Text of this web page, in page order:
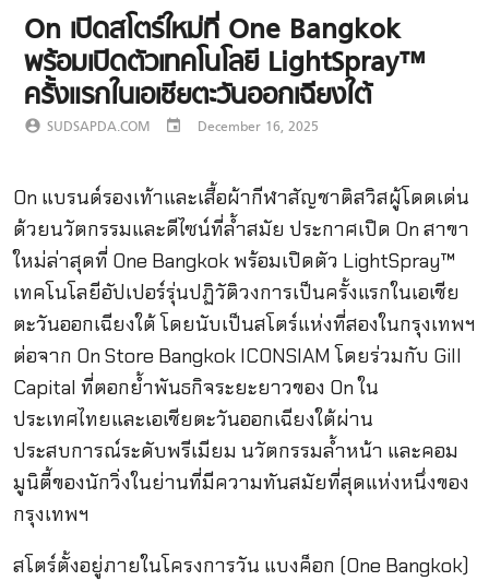
On เปิดสโตร์ใหม่ที่ One Bangkok
พร้อมเปิดตัวเทคโนโลยี LightSpray™
ครั้งแรกในเอเชียตะวันออกเฉียงใต้
account_circle SUDSAPDA.COM event December 16, 2025
On แบรนด์รองเท้าและเสื้อผ้ากีฬาสัญชาติสวิสผู้โดดเด่น
ด้วยนวัตกรรมและดีไซน์ที่ล้ำสมัย ประกาศเปิด On สาขา
ใหม่ล่าสุดที่ One Bangkok พร้อมเปิดตัว LightSpray™
เทคโนโลยีอัปเปอร์รุ่นปฏิวัติวงการเป็นครั้งแรกในเอเชีย
ตะวันออกเฉียงใต้ โดยนับเป็นสโตร์แห่งที่สองในกรุงเทพฯ
ต่อจาก On Store Bangkok ICONSIAM โดยร่วมกับ Gill
Capital ที่ตอกย้ำพันธกิจระยะยาวของ On ใน
ประเทศไทยและเอเชียตะวันออกเฉียงใต้ผ่าน
ประสบการณ์ระดับพรีเมียม นวัตกรรมล้ำหน้า และคอม
มูนิตี้ของนักวิ่งในย่านที่มีความทันสมัยที่สุดแห่งหนึ่งของ
กรุงเทพฯ
สโตร์ตั้งอยู่ภายในโครงการวัน แบงค็อก (One Bangkok)